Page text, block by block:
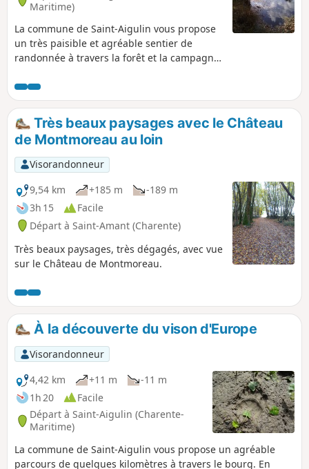
Maritime)
La commune de Saint-Aigulin vous propose
un très paisible et agréable sentier de
randonnée à travers la forêt et la campagne.
parcours permet de partir à la découverte
de cette tortue emblématique qu'est la
cistude d'Europe et de découvrir son milieu
de vie grâce à ce sentier jalonné de mares.
De nombreux panneaux pédagogiques sont
à disposition tout le long du parcours pour
en apprendre plus sur la faune et la flore
locale.
Très beaux paysages avec le Château
de Montmoreau au loin
Visorandonneur
9,54 km
+185 m
-189 m
3h 15
Facile
Départ à Saint-Amant (Charente)
Très beaux paysages, très dégagés, avec vue
sur le Château de Montmoreau.
À la découverte du vison d'Europe
Visorandonneur
4,42 km
+11 m
-11 m
1h 20
Facile
Départ à Saint-Aigulin (Charente-
Maritime)
La commune de Saint-Aigulin vous propose un agréable
parcours de quelques kilomètres à travers le bourg. En